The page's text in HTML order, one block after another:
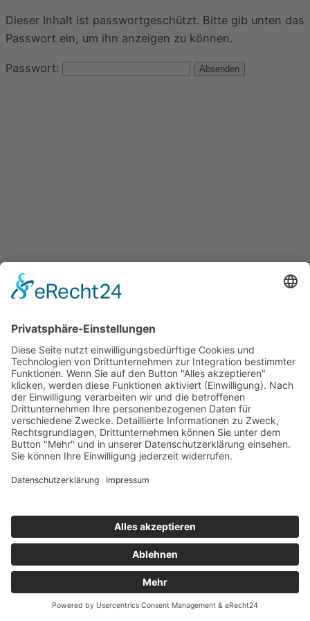
Dieser Inhalt ist passwortgeschützt. Bitte gib unten das
Passwort ein, um ihn anzeigen zu können.
Passwort: